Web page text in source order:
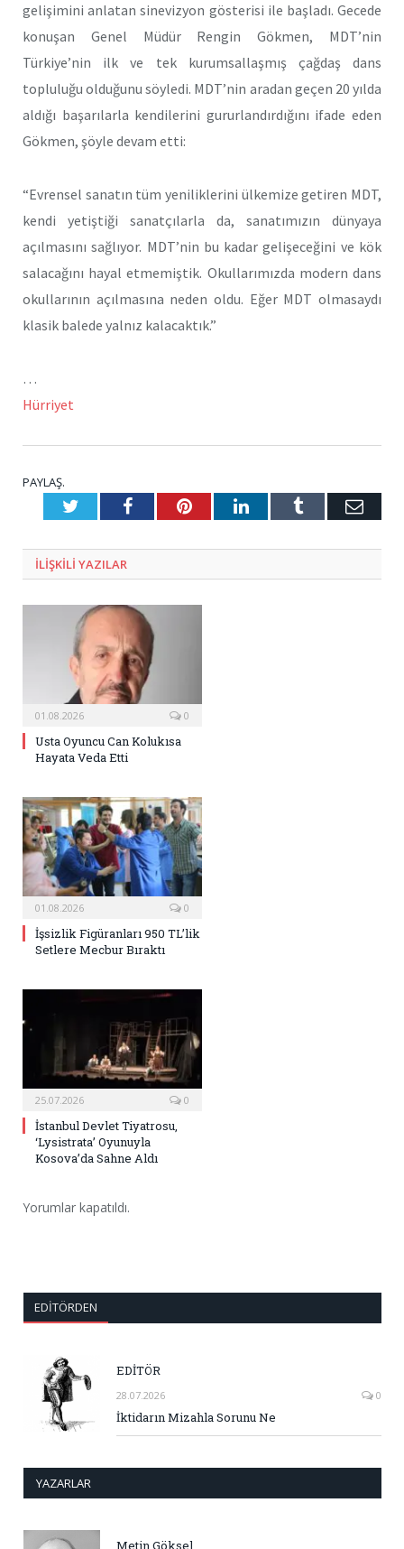
gelişimini anlatan sinevizyon gösterisi ile başladı. Gecede
konuşan Genel Müdür Rengin Gökmen, MDT’nin
Türkiye’nin ilk ve tek kurumsallaşmış çağdaş dans
topluluğu olduğunu söyledi. MDT’nin aradan geçen 20 yılda
aldığı başarılarla kendilerini gururlandırdığını ifade eden
Gökmen, şöyle devam etti:
“Evrensel sanatın tüm yeniliklerini ülkemize getiren MDT,
kendi yetiştiği sanatçılarla da, sanatımızın dünyaya
açılmasını sağlıyor. MDT’nin bu kadar gelişeceğini ve kök
salacağını hayal etmemiştik. Okullarımızda modern dans
okullarının açılmasına neden oldu. Eğer MDT olmasaydı
klasik balede yalnız kalacaktık.”
…
Hürriyet
PAYLAŞ.
TwitterFacebookPinterestLinkedInTumblr E-
ILIŞKILI YAZILAR
01.08.2026 0
Usta Oyuncu Can Kolukısa
Hayata Veda Etti
01.08.2026 0
İşsizlik Figüranları 950 TL’lik
Setlere Mecbur Bıraktı
25.07.2026 0
İstanbul Devlet Tiyatrosu,
‘Lysistrata’ Oyunuyla
Kosova’da Sahne Aldı
Yorumlar kapatıldı.
EDITÖRDEN
EDİTÖR
28.07.2026 0
İktidarın Mizahla Sorunu Ne
YAZARLAR
Metin Göksel